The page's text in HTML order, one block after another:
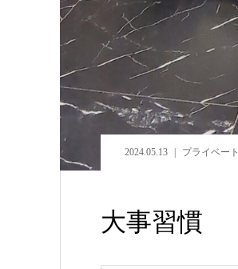
2024.05.13 プライベート
大事習慣